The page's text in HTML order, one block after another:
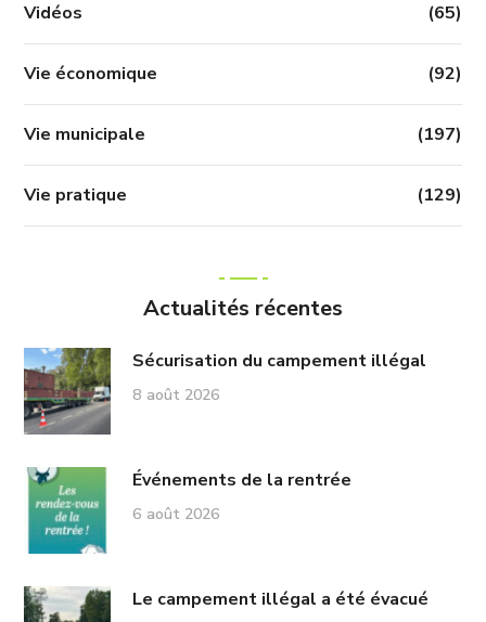
Vidéos (65)
Vie économique (92)
Vie municipale (197)
Vie pratique (129)
Actualités récentes
Sécurisation du campement illégal
8 août 2026
Événements de la rentrée
6 août 2026
Le campement illégal a été évacué